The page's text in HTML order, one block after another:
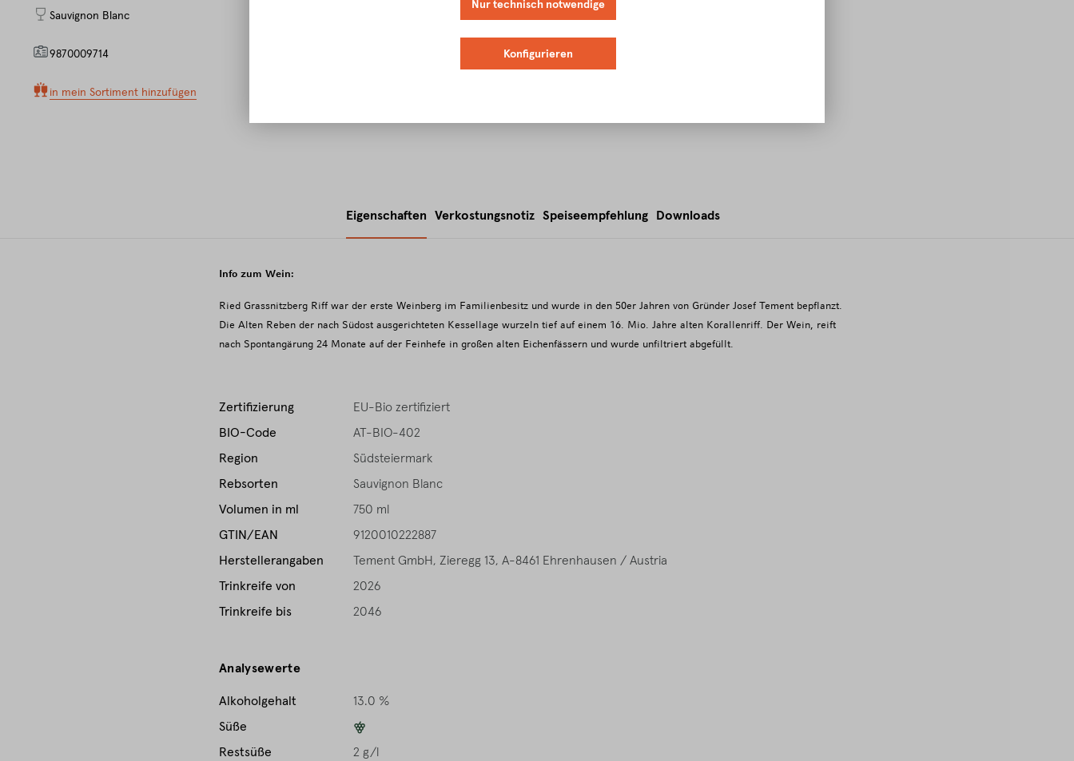
Sauvignon Blanc
9870009714
in mein Sortiment hinzufügen
Eigenschaften Verkostungsnotiz Speiseempfehlung Downloads
Info zum Wein:
Ried Grassnitzberg Riff war der erste Weinberg im Familienbesitz und wurde in den 50er Jahren von Gründer Josef Tement bepflanzt.
Die Alten Reben der nach Südost ausgerichteten Kessellage wurzeln tief auf einem 16. Mio. Jahre alten Korallenriff. Der Wein, reift
nach Spontangärung 24 Monate auf der Feinhefe in großen alten Eichenfässern und wurde unfiltriert abgefüllt.
Zertifizierung
EU-Bio zertifiziert
BIO-Code
AT-BIO-402
Region
Südsteiermark
Rebsorten
Sauvignon Blanc
Volumen in ml
750 ml
GTIN/EAN
9120010222887
Herstellerangaben
Tement GmbH, Zieregg 13, A-8461 Ehrenhausen / Austria
Trinkreife von
2026
Trinkreife bis
2046
Analysewerte
Alkoholgehalt
13.0 %
Süße
1
Restsüße
2 g/l
Nur technisch notwendige
Konfigurieren